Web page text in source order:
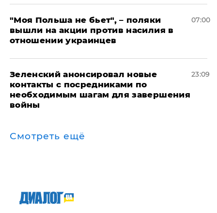
"Моя Польша не бьет", – поляки
вышли на акции против насилия в
отношении украинцев
07:00
Зеленский анонсировал новые
контакты с посредниками по
необходимым шагам для завершения
войны
23:09
Смотреть ещё